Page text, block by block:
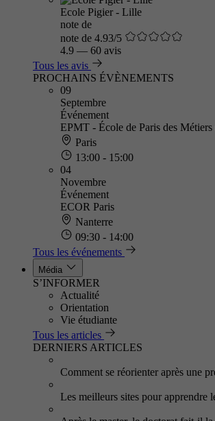
Ecole Pigier - Lille
note de
note de 4.93/5
4.9 — 60 avis
Tous les avis
PROCHAINS ÉVÈNEMENTS
09
Septembre
Événement
EPMT - École de Paris des Métiers
Paris
13:00 - 15:00
04
Novembre
Événement
ECOR Paris
Nanterre
09:30 - 14:00
Tous les événements
Média
S’INFORMER
Actualité
Orientation
Vie étudiante
Tous les articles
DERNIERS ARTICLES
Comment se réorienter après une
Les meilleurs sites pour apprendre